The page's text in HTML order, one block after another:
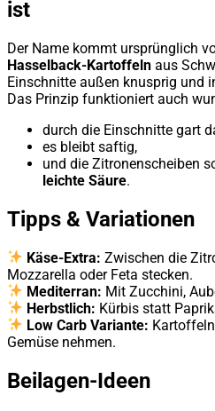
ist
Der Name kommt ursprünglich
Hasselback-Kartoffeln aus
Einschnitte außen knusprig und
Das Prinzip funktioniert auch
durch die Einschnitte gart
es bleibt saftig,
und die Zitronenscheiben
leichte Säure.
Tipps & Variationen
Käse-Extra: Zwischen die
Mozzarella oder Feta stecken.
Mediterran: Mit Zucchini,
Herbstlich: Kürbis statt
Low Carb Variante:
Gemüse nehmen.
Beilagen-Ideen